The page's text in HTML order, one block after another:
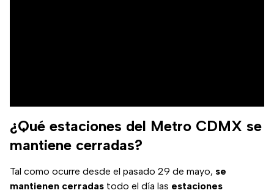
¿Qué estaciones del Metro CDMX se
mantiene cerradas?
Tal como ocurre desde el pasado 29 de mayo, se
mantienen cerradas todo el día las estaciones